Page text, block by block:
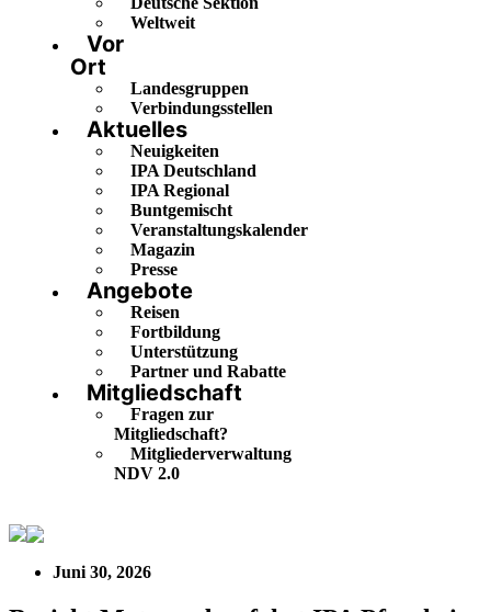
Weltweit
Vor
Ort
Landesgruppen
Verbindungsstellen
Aktuelles
Neuigkeiten
IPA Deutschland
IPA Regional
Buntgemischt
Veranstaltungskalender
Magazin
Presse
Angebote
Reisen
Fortbildung
Unterstützung
Partner und Rabatte
Mitgliedschaft
Fragen zur
Mitgliedschaft?
Mitgliederverwaltung
NDV 2.0
Juni 30, 2026